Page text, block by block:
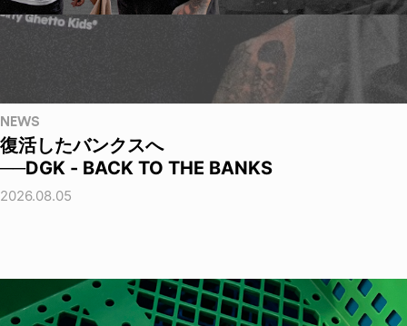
NEWS
復活したバンクスへ
──DGK - BACK TO THE BANKS
2026.08.05